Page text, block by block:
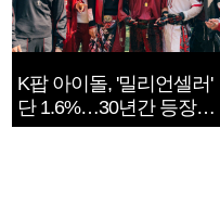
K팝 아이돌, '밀리언셀러'
단 1.6%…30년간 등장
1182개팀 전수조사